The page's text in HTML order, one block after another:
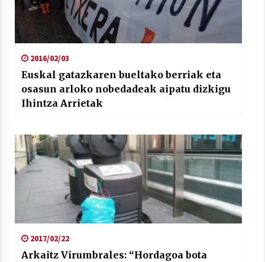
Arrosaren 20 urteez
2021/07/03
Zebrabidearen denboraldi amaiera
2021/07/01
Arrosaren laburpen bideoa Hamaika
2021/06/30
2016/02/03
Euskal gatazkaren bueltako berriak eta
osasun arloko nobedadeak aipatu dizkigu
Ihintza Arrietak
2017/02/22
Arkaitz Virumbrales: “Hordagoa bota